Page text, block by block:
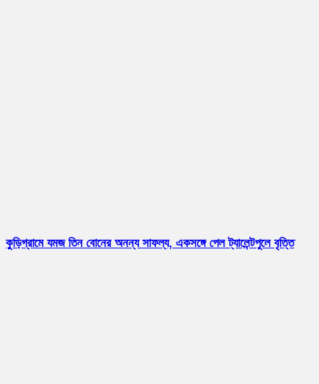
কুড়িগ্রামে যমজ তিন বোনের অনন্য সাফল্য, একসঙ্গে পেল ট্যালেন্টপুলে বৃত্তি